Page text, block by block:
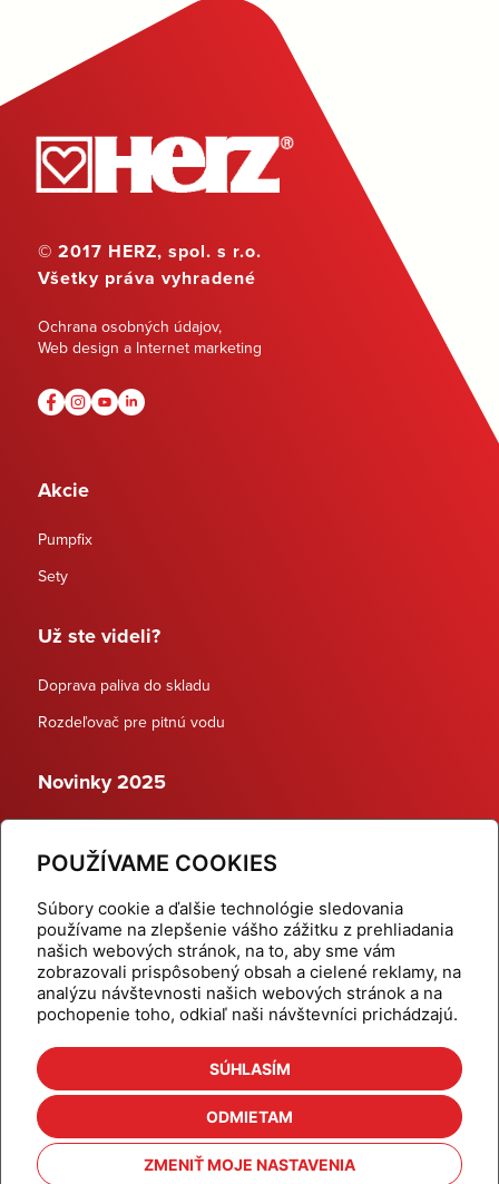
POUŽÍVAME COOKIES
Súbory cookie a ďalšie technológie sledovania
používame na zlepšenie vášho zážitku z prehliadania
našich webových stránok, na to, aby sme vám
zobrazovali prispôsobený obsah a cielené reklamy, na
analýzu návštevnosti našich webových stránok a na
pochopenie toho, odkiaľ naši návštevníci prichádzajú.
SÚHLASÍM
ODMIETAM
ZMENIŤ MOJE NASTAVENIA
© 2017 HERZ, spol. s r.o.
Všetky práva vyhradené
Ochrana osobných údajov,
Web design a Internet marketing
Akcie
Pumpfix
Sety
Už ste videli?
Doprava paliva do skladu
Rozdeľovač pre pitnú vodu
Novinky 2025
Dynamické termostatické ventily
Domov
Produkty
Aktuality
Odber šikovné tipy
Kalkulačky
Cenníky
Na stiahnutie
Referencie
Kontakt